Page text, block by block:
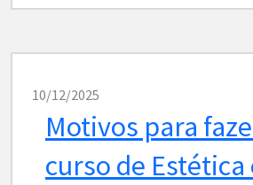
10/12/2025
Motivos para
curso de Estética